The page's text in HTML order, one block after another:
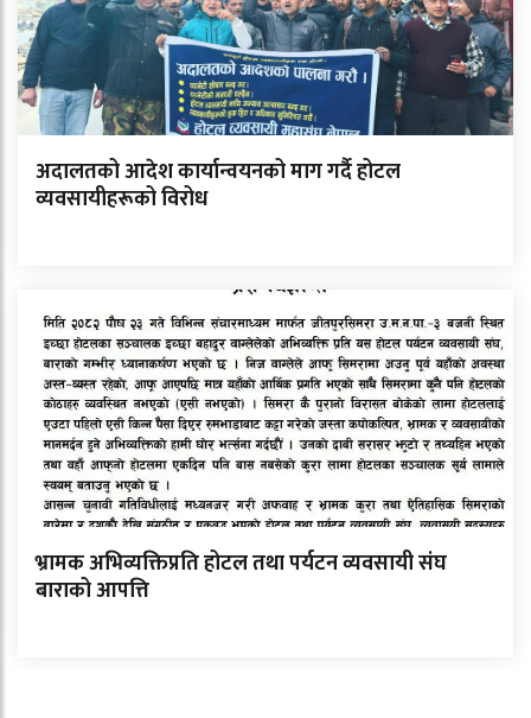
अदालतको आदेश कार्यान्वयनको माग गर्दै होटल
व्यवसायीहरूको विरोध
भ्रामक अभिव्यक्तिप्रति होटल तथा पर्यटन व्यवसायी संघ
बाराको आपत्ति